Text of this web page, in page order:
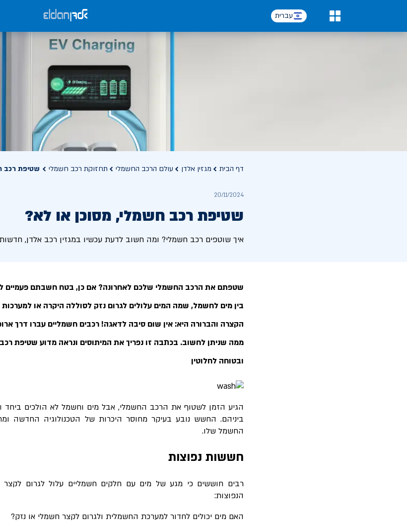
עברית
דף הבית מגזין אלדן עולם הרכב החשמלי תחזוקת רכב חשמלי שטיפת רכב
20/11/2024
שטיפת רכב חשמלי, מסוכן או לא?
איך שוטפים רכב חשמלי? ומה חשוב לדעת עכשיו במגזין רכב אלדן,
שטפתם את הרכב החשמלי שלכם לאחרונה? אם כן, בטח חשבתם פעמיים
בין מים לחשמל, שמה המים עלולים לגרום נזק לסוללה היקרה או
הקצרה והברורה היא: אין שום סיבה לדאגה! רכבים חשמליים עברו דרך
ממה שניתן לחשוב. בכתבה זו נפריך את המיתוסים ונראה מדוע שטיפת
ובטוחה לחלוטין
הגיע הזמן לשטוף את הרכב החשמלי, אבל מים וחשמל לא הולכים ביחד
ביניהם. החשש נובע בעיקר מחוסר היכרות של הטכנולוגיה החדשה
החשמל שלו.
חששות נפוצות
רבים חוששים כי מגע של מים עם חלקים חשמליים עלול לגרום
הנפוצות:
האם מים יכולים לחדור למערכת החשמלית ולגרום לקצר חשמלי או נזק?